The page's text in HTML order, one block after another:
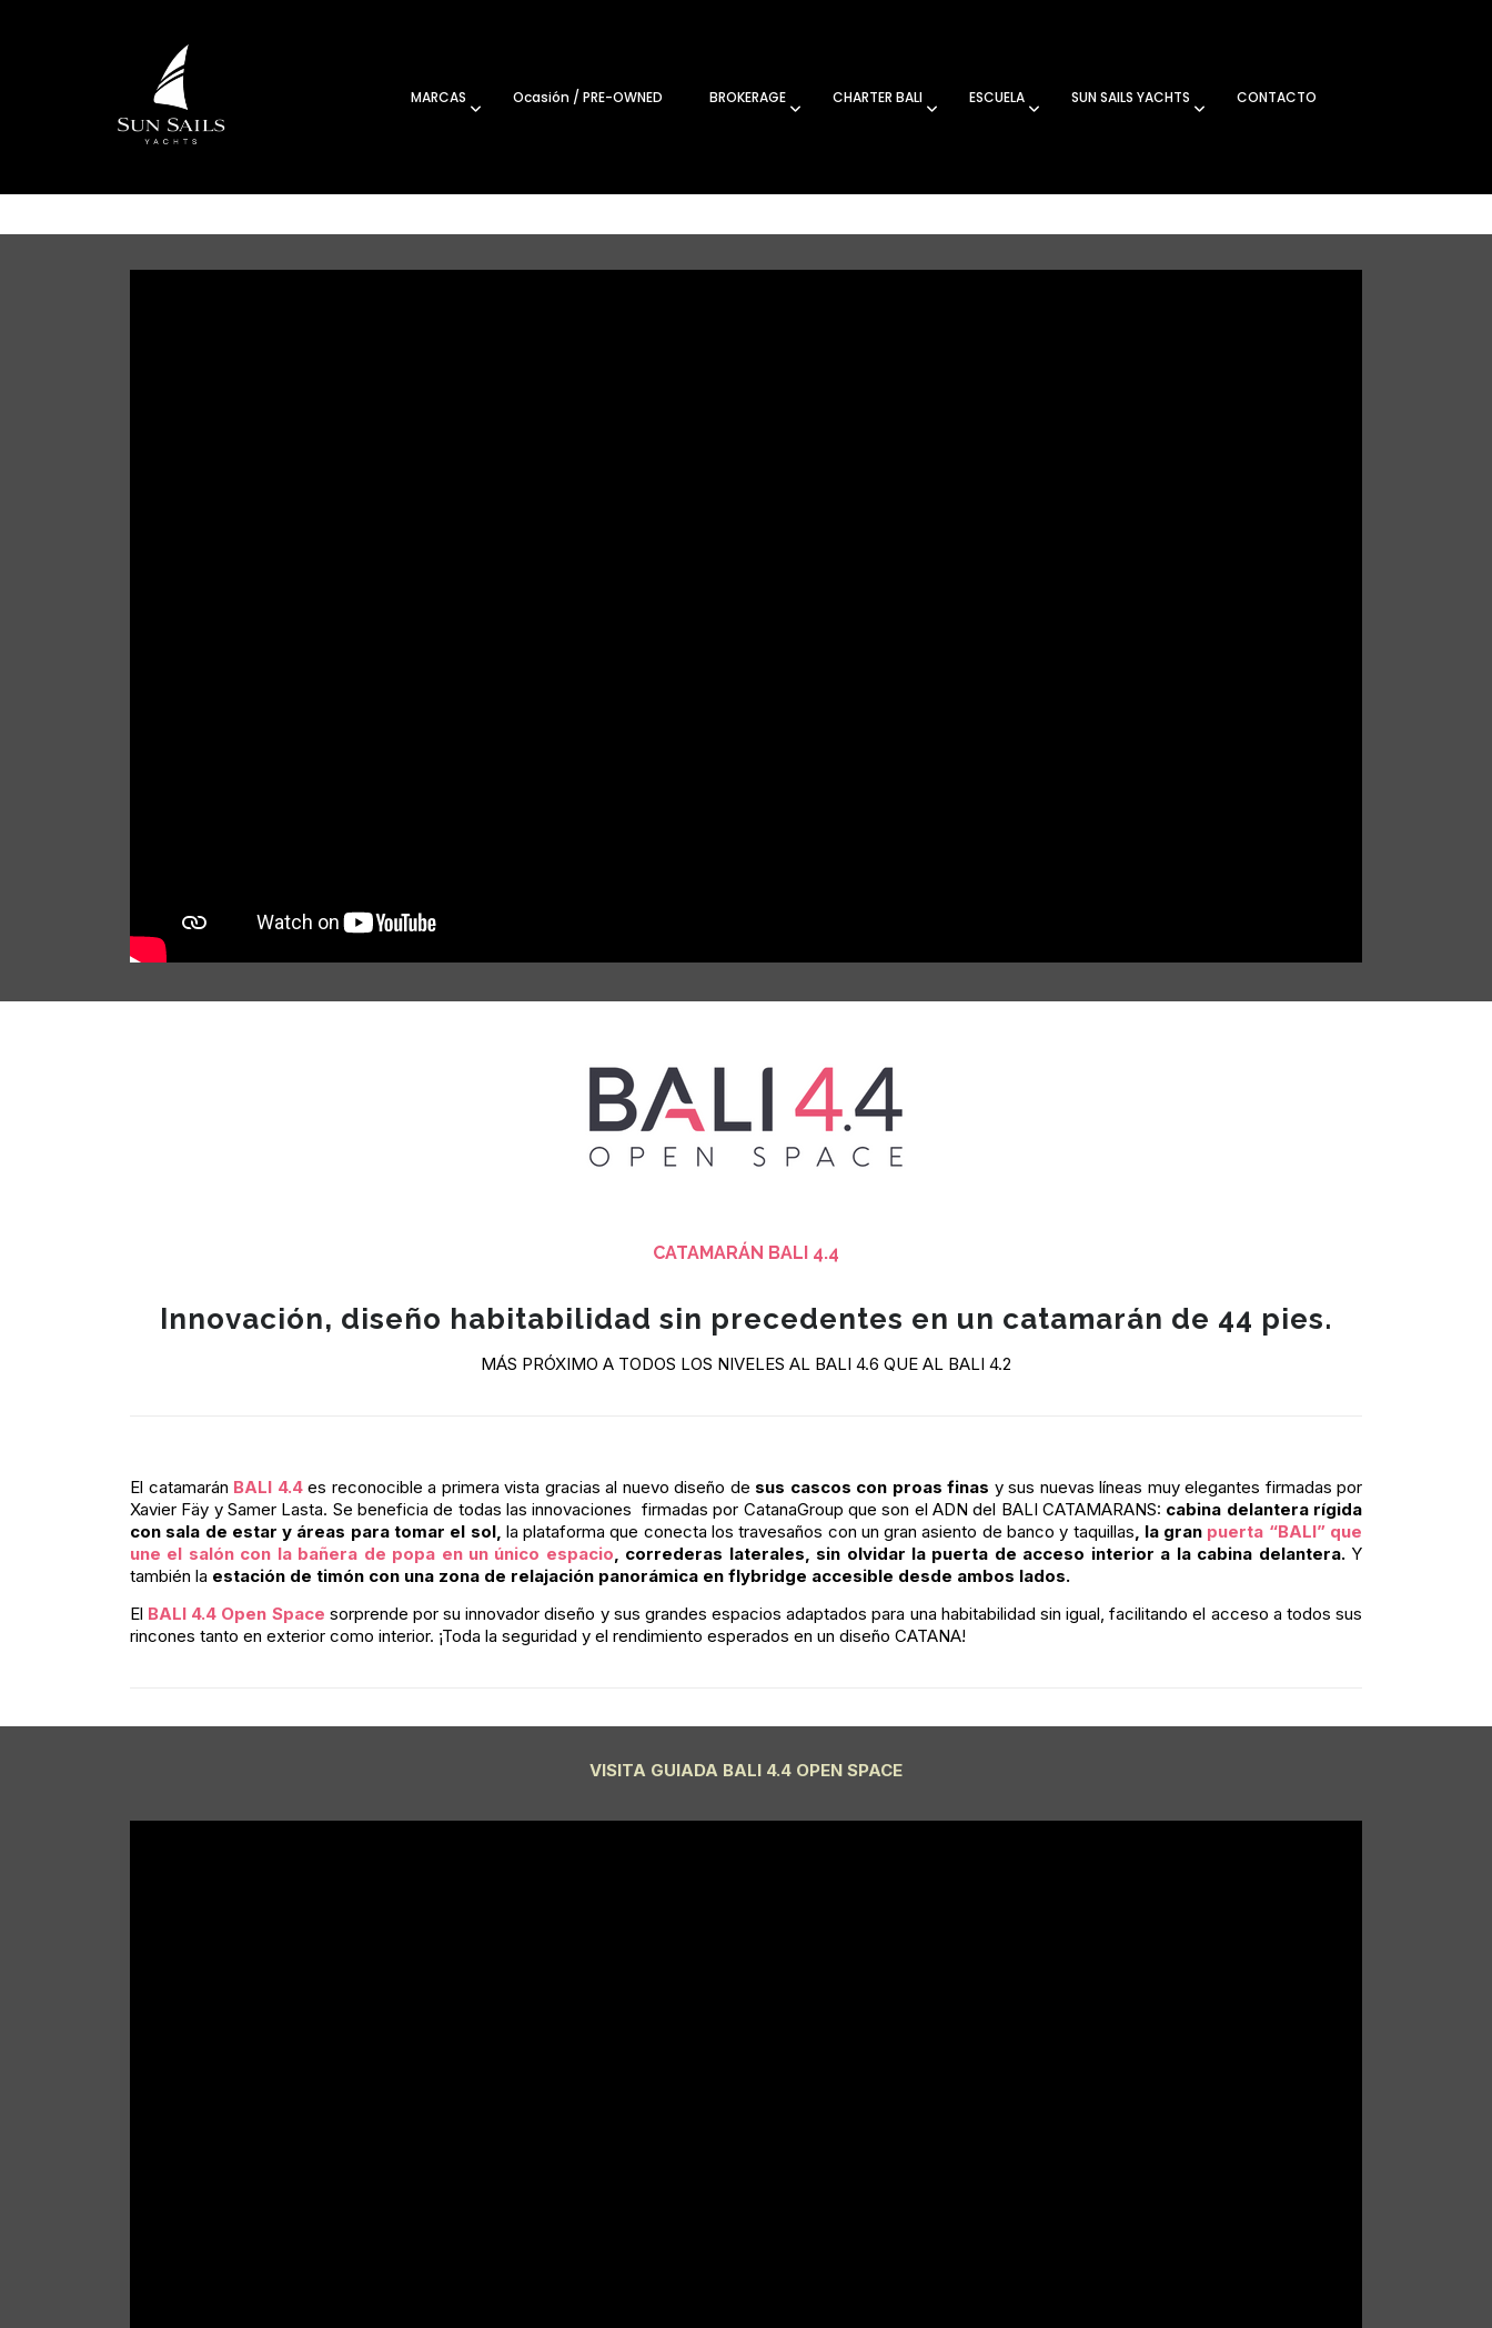
MARCAS Ocasión / PRE-OWNED BROKERAGE CHARTER BALI ESCUELA SUN SAILS YACHTS CONTACTO
CATAMARÁN BALI 4.4
Innovación, diseño habitabilidad sin precedentes en un catamarán de 44 pies.
MÁS PRÓXIMO A TODOS LOS NIVELES AL BALI 4.6 QUE AL BALI 4.2
El catamarán BALI 4.4es reconocible a primera vista gracias al nuevo diseño de sus cascos con proas finas y sus nuevas líneas muy elegantes firmadas por
Xavier Fäy y Samer Lasta. Se beneficia de todas las innovaciones firmadas por CatanaGroup que son el ADN del BALI CATAMARANS: cabina delantera rígida
con sala de estar y áreas para tomar el sol, la plataforma que conecta los travesaños con un gran asiento de banco y taquillas, la gran puerta “BALI” que
une el salón con la bañera de popa en un único espacio, correderas laterales, sin olvidar la puerta de acceso interior a la cabina delantera. Y
también la estación de timón con una zona de relajación panorámica en flybridge accesible desde ambos lados.
El BALI 4.4 Open Space sorprende por su innovador diseño y sus grandes espacios adaptados para una habitabilidad sin igual, facilitando el acceso a todos sus
rincones tanto en exterior como interior. ¡Toda la seguridad y el rendimiento esperados en un diseño CATANA!
VISITA GUIADA BALI 4.4 OPEN SPACE